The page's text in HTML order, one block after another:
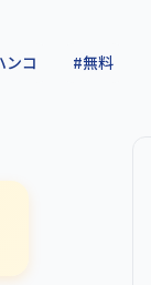
ンコ #無料